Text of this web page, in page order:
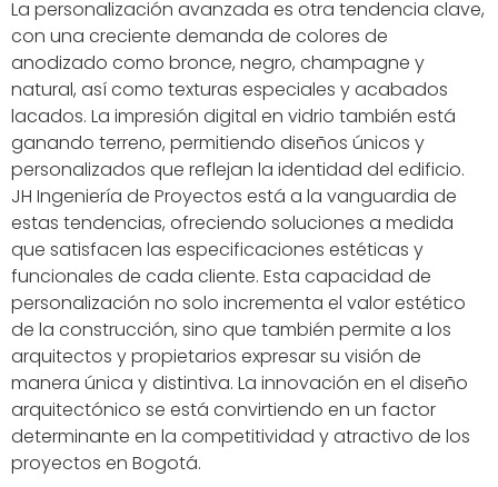
La personalización avanzada es otra tendencia clave,
con una creciente demanda de colores de
anodizado como bronce, negro, champagne y
natural, así como texturas especiales y acabados
lacados. La impresión digital en vidrio también está
ganando terreno, permitiendo diseños únicos y
personalizados que reflejan la identidad del edificio.
JH Ingeniería de Proyectos está a la vanguardia de
estas tendencias, ofreciendo soluciones a medida
que satisfacen las especificaciones estéticas y
funcionales de cada cliente. Esta capacidad de
personalización no solo incrementa el valor estético
de la construcción, sino que también permite a los
arquitectos y propietarios expresar su visión de
manera única y distintiva. La innovación en el diseño
arquitectónico se está convirtiendo en un factor
determinante en la competitividad y atractivo de los
proyectos en Bogotá.